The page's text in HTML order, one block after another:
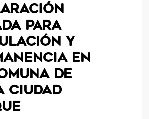
PARA
Y
EN
DE
CIUDAD